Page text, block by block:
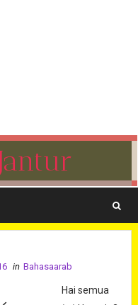
in Bahasaarab
Hai semua